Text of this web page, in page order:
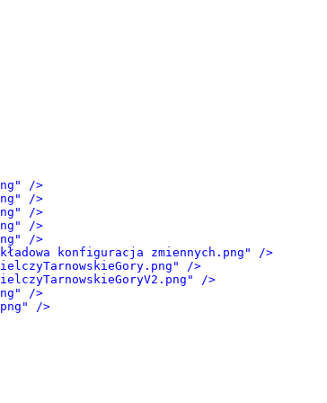
/>
/>
/>
/>
/>
konfiguracja zmiennych.png" />
/>
/>
/>
/>